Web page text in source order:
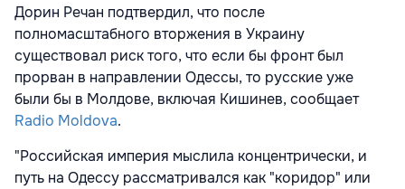
Дорин Речан подтвердил, что после
полномасштабного вторжения в Украину
существовал риск того, что если бы фронт был
прорван в направлении Одессы, то русские уже
были бы в Молдове, включая Кишинев, сообщает
Radio Moldova.
"Российская империя мыслила концентрически, и
путь на Одессу рассматривался как "коридор" или